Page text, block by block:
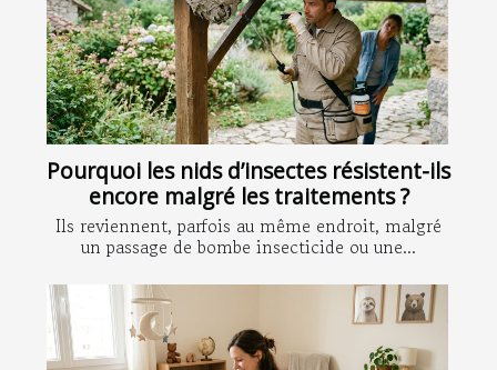
Pourquoi les nids d’insectes résistent-ils
encore malgré les traitements ?
Ils reviennent, parfois au même endroit, malgré
un passage de bombe insecticide ou une...